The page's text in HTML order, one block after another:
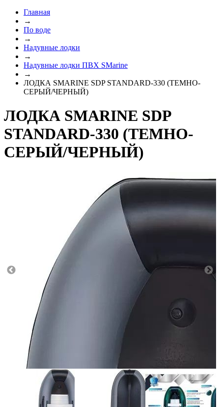
Главная
→
По воде
→
Надувные лодки
→
Надувные лодки ПВХ SMarine
→
ЛОДКА SMARINE SDP STANDARD-330 (ТЕМНО-
СЕРЫЙ/ЧЕРНЫЙ)
ЛОДКА SMARINE SDP
STANDARD-330 (ТЕМНО-
СЕРЫЙ/ЧЕРНЫЙ)